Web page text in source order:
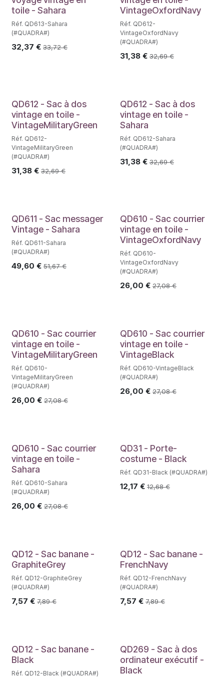
toile - Sahara
Réf. QD613-Sahara
(#QUADRA#)
32,37 € 33,72€
VintageOxfordNavy
Réf. QD612-
VintageOxfordNavy
(#QUADRA#)
31,38€ 32,69€
QD612 - Sac à dos
vintage en toile -
VintageMilitaryGreen
Réf. QD612-
VintageMilitaryGreen
(#QUADRA#)
31,38 € 32,69€
QD612 - Sac à dos
vintage en toile -
Sahara
Réf. QD612-Sahara
(#QUADRA#)
31,38€ 32,69€
QD611 - Sac messager
Vintage - Sahara
Réf. QD611-Sahara
(#QUADRA#)
49,60 € 51,67€
QD610 - Sac courrier
vintage en toile -
VintageOxfordNavy
Réf. QD610-
VintageOxfordNavy
(#QUADRA#)
26,00 € 27,08€
QD610 - Sac courrier
vintage en toile -
VintageMilitaryGreen
Réf. QD610-
VintageMilitaryGreen
(#QUADRA#)
26,00 € 27,08€
QD610 - Sac courrier
vintage en toile -
VintageBlack
Réf. QD610-VintageBlack
(#QUADRA#)
26,00 € 27,08€
QD610 - Sac courrier
vintage en toile -
Sahara
Réf. QD610-Sahara
(#QUADRA#)
26,00 € 27,08€
QD31 - Porte-
costume - Black
Réf. QD31-Black (#QUADRA#)
12,17 € 12,68€
QD12 - Sac banane -
GraphiteGrey
Réf. QD12-GraphiteGrey
(#QUADRA#)
7,57 € 7,89€
QD12 - Sac banane -
FrenchNavy
Réf. QD12-FrenchNavy
(#QUADRA#)
7,57 € 7,89€
QD12 - Sac banane -
Black
Réf. QD12-Black (#QUADRA#)
QD269 - Sac à dos
ordinateur exécutif -
Black